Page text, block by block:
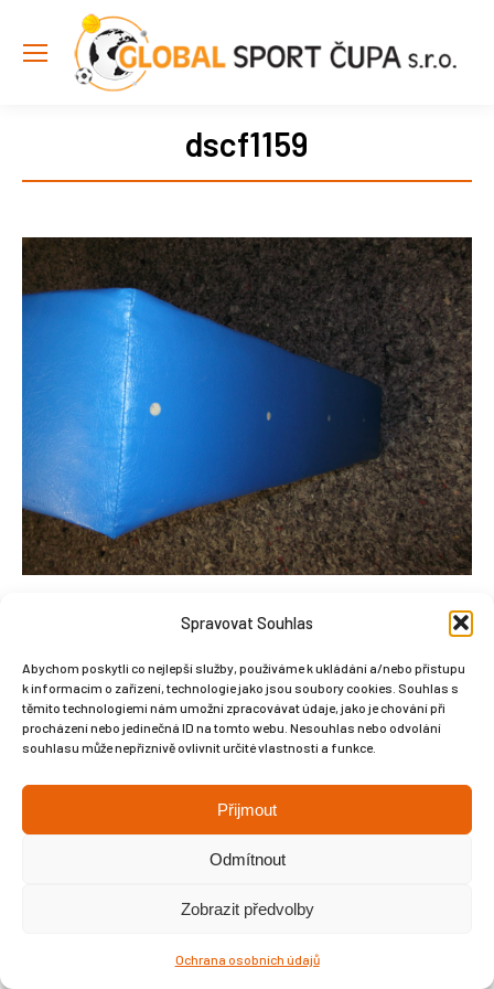
Spravovat Souhlas
Abychom poskytli co nejlepší služby, používáme k ukládání a/nebo přístupu
k informacím o zařízení, technologie jako jsou soubory cookies. Souhlas s
těmito technologiemi nám umožní zpracovávat údaje, jako je chování při
procházení nebo jedinečná ID na tomto webu. Nesouhlas nebo odvolání
souhlasu může nepříznivě ovlivnit určité vlastnosti a funkce.
Přijmout
Odmítnout
Zobrazit předvolby
Ochrana osobních údajů
dscf1159
Copyright © Weiron Dynamics, s.r.o. |Tvorba webových stránek
SEO